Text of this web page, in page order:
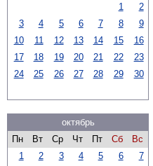
1
2
3
4 5 6 7 8
9
10
11 12 13 14 15
16
17
18 19 20 21 22
23
24
25 26 27 28 29 30
октябрь
Пн
Вт Ср Чт Пт Сб
Вс
1
2 3 4 5 6
7